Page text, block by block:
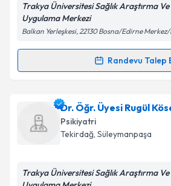
Kişisel verilerimin
'ni okudum ve kişisel
kapsamda işlenmesini kabul
Takvim Talebini
Trakya Üniversitesi Sağlık Araştırma Ve
Uygulama Merkezi
Balkan Yerleşkesi, 22130 Bosna/Edirne
Randevu Talep
Randevu Takvimi Talebi
Uzm. Dr. Mehmet Bülent
takvimi talebi oluşturun. Size bu
almanız için bir takvim
bilgilendireceğiz.
E-posta Adresiniz
Dr. Öğr. Üyesi Rugül
Psikiyatri
Tekirdağ, Süleymanpaşa
Trakya Üniversitesi Sağlık Araştırma Ve